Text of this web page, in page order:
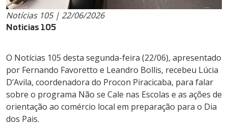
Notícias 105 | 22/06/2026
Noticias 105
O Notícias 105 desta segunda-feira (22/06), apresentado
por Fernando Favoretto e Leandro Bollis, recebeu Lúcia
D’Avila, coordenadora do Procon Piracicaba, para falar
sobre o programa Não se Cale nas Escolas e as ações de
orientação ao comércio local em preparação para o Dia
dos Pais.